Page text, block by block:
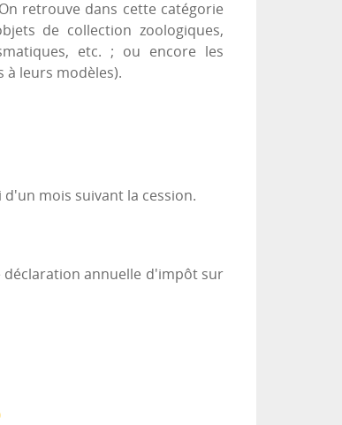
retrouve dans cette catégorie
de collection zoologiques,
etc. ; ou encore les
à leurs modèles).
mois suivant la cession.
déclaration annuelle d'impôt sur